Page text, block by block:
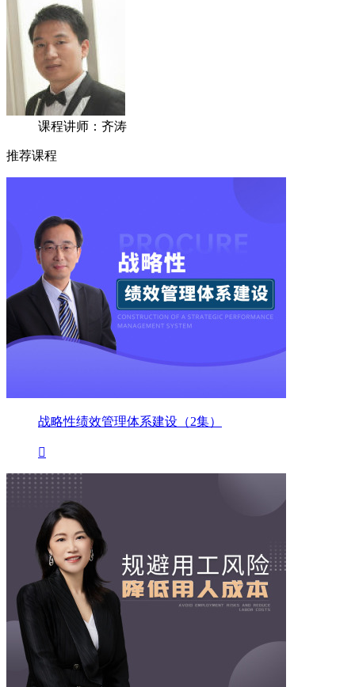
课程讲师：齐涛
推荐课程
战略性绩效管理体系建设（2集）
